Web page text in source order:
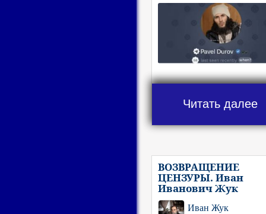
Читать далее
ВОЗВРАЩЕНИЕ
ЦЕНЗУРЫ. Иван
Иванович Жук
Иван Жук